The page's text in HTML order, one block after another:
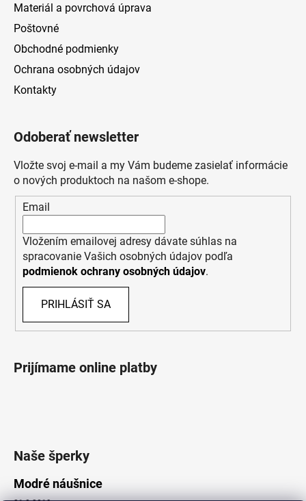
Materiál a povrchová úprava
Poštovné
Obchodné podmienky
Ochrana osobných údajov
Kontakty
Odoberať newsletter
Vložte svoj e-mail a my Vám budeme zasielať informácie
o nových produktoch na našom e-shope.
Email
Vložením emailovej adresy dávate súhlas na
spracovanie Vašich osobných údajov podľa
podmienok ochrany osobných údajov.
PRIHLÁSIŤ SA
Prijímame online platby
Naše šperky
Modré náušnice